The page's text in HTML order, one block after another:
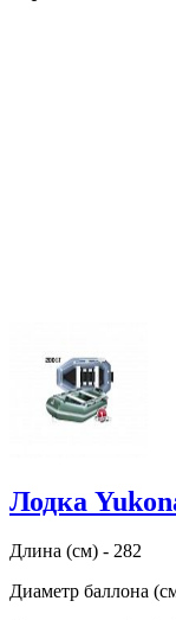
Лодка
Длина (см) - 282
Диаметр баллона